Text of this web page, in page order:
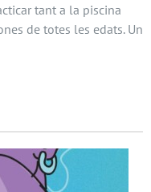
tant a la piscina
de totes les edats. Un